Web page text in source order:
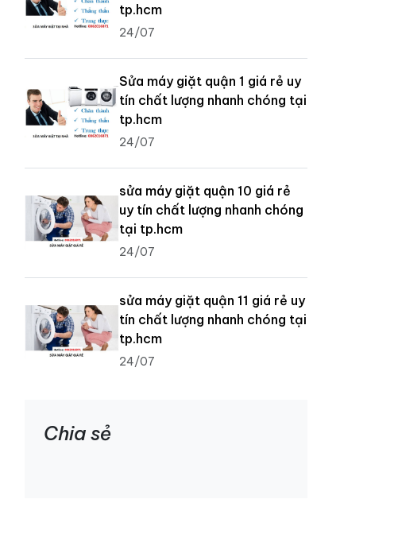
tp.hcm
24/07
Sửa máy giặt quận 1 giá rẻ uy
tín chất lượng nhanh chóng tại
tp.hcm
24/07
sửa máy giặt quận 10 giá rẻ
uy tín chất lượng nhanh chóng
tại tp.hcm
24/07
sửa máy giặt quận 11 giá rẻ uy
tín chất lượng nhanh chóng tại
tp.hcm
24/07
Chia sẻ